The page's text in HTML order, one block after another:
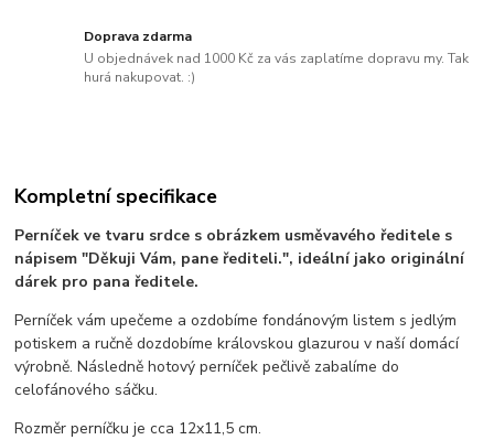
Doprava zdarma
U objednávek nad 1000 Kč za vás zaplatíme dopravu my. Tak
hurá nakupovat. :)
Kompletní specifikace
Perníček ve tvaru srdce s obrázkem usměvavého ředitele s
nápisem "Děkuji Vám, pane řediteli.", ideální jako originální
dárek pro pana ředitele.
Perníček vám upečeme a ozdobíme fondánovým listem s jedlým
potiskem a ručně dozdobíme královskou glazurou v naší domácí
výrobně. Následně hotový perníček pečlivě zabalíme do
celofánového sáčku.
Rozměr perníčku je cca 12x11,5 cm.